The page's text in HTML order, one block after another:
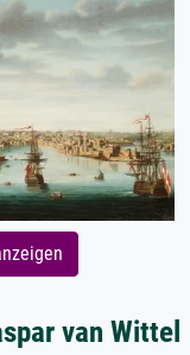
van Wittel